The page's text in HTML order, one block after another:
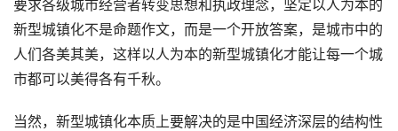
要求各级城市经营者转变思想和执政理念，坚定以人为本的
新型城镇化不是命题作文，而是一个开放答案，是城市中的
人们各美其美，这样以人为本的新型城镇化才能让每一个城
市都可以美得各有千秋。
当然，新型城镇化本质上要解决的是中国经济深层的结构性